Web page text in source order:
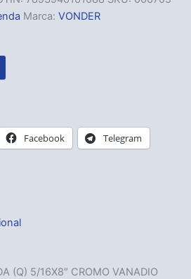
Marca: VONDER
Facebook Telegram
(Q) 5/16X8″ CROMO VANADIO